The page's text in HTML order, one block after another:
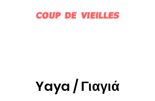
Yaya /Γιαγιά